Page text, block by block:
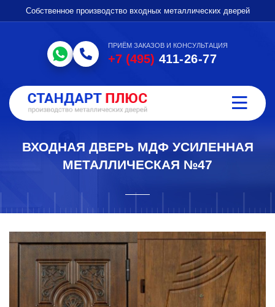
Собственное производство входных металлических дверей
ПРИЁМ ЗАКАЗОВ И КОНСУЛЬТАЦИЯ
+7 (495) 411-26-77
ВХОДНАЯ ДВЕРЬ МДФ УСИЛЕННАЯ
МЕТАЛЛИЧЕСКАЯ №47